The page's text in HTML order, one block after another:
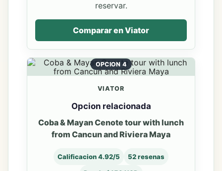
reservar.
Comparar en Viator
OPCION 4
VIATOR
Opcion relacionada
Coba & Mayan Cenote tour with lunch
from Cancun and Riviera Maya
Calificacion 4.92/5 52 resenas